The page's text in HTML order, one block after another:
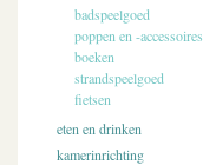
badspeelgoed
poppen en -accessoires
boeken
strandspeelgoed
fietsen
eten en drinken
kamerinrichting